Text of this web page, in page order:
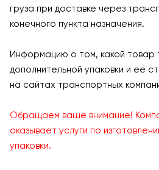
груза при доставке через
конечного пункта назначения.
Информацию о том, какой товар
дополнительной упаковки и ее
на сайтах транспортных
Обращаем ваше внимание!
оказывает услуги по
упаковки.